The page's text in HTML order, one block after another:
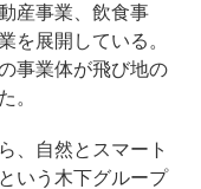
産事業、飲食事
を展開している。
事業体が飛び地の
。
、自然とスマート
いう木下グループ